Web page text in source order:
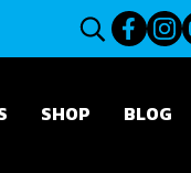
SHOP BLOG